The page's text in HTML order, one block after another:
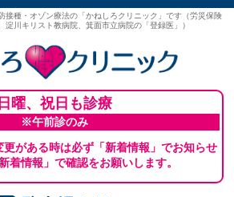
接種・オゾン療法の「かねしろクリニック」です（労災保険
淀川キリスト教病院、箕面市立病院の「登録医」）
日曜、祝日も診療
※午前診のみ
がある時は必ず「新着情報」でお知らせ
着情報」で確認をお願いします。